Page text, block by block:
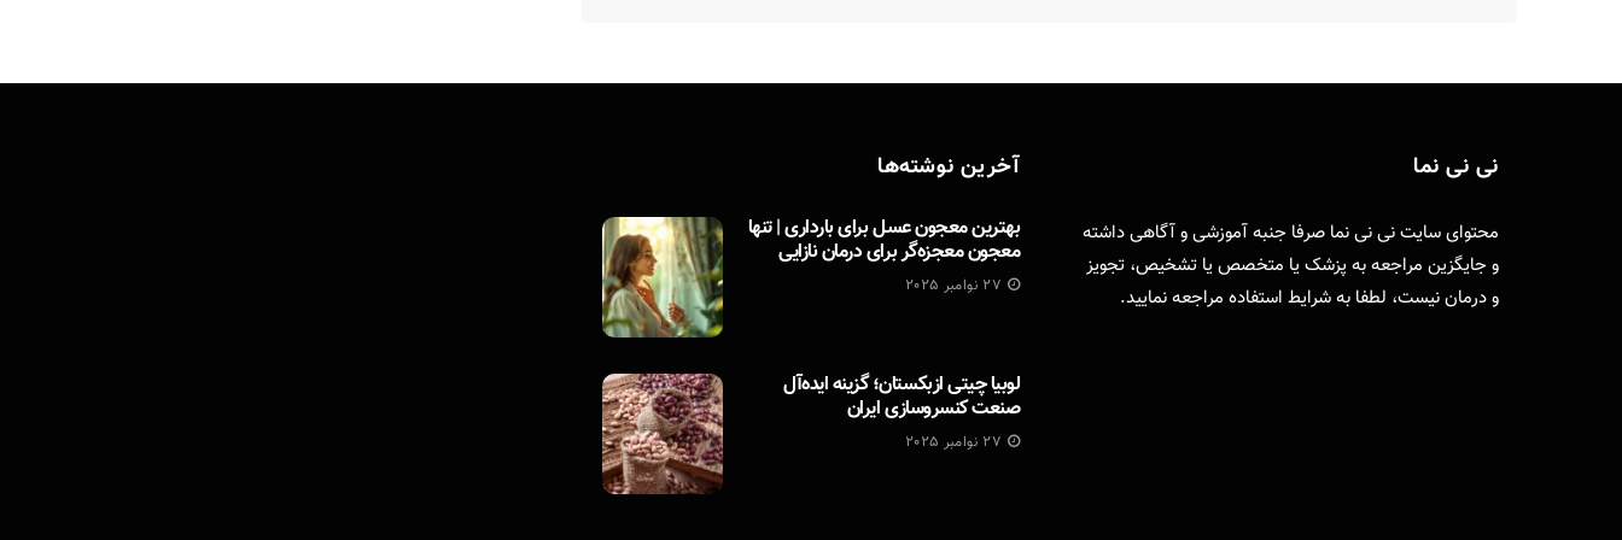
نی نی نما
محتوای سایت نی نی نما صرفا جنبه آموزشی و آگاهی داشته
و جایگزین مراجعه به پزشک یا متخصص یا تشخیص، تجویز
و درمان نیست، لطفا بهشرایط استفاده مراجعه نمایید.
آخرین نوشته‌ها
بهترین معجون عسل برای بارداری | تنها
معجون معجزه‌گر برای درمان نازایی
27 نوامبر 2025
لوبیا چیتی ازبکستان؛ گزینه ایده‌آل
صنعت کنسروسازی ایران
27 نوامبر 2025